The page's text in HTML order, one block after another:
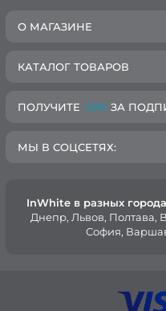
О МАГАЗИНЕ
КАТАЛОГ ТОВАРОВ
ПОЛУЧИТЕ -10% ЗА
МЫ В СОЦСЕТЯХ:
InWhite в разных
Днепр, Львов, Полтава,
София,